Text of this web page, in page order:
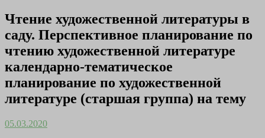
Чтение художественной литературы в
саду. Перспективное планирование по
чтению художественной литературе
календарно-тематическое
планирование по художественной
литературе (старшая группа) на тему
05.03.2020